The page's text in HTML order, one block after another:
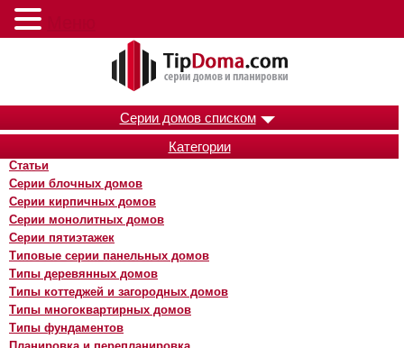
Серии домов списком
Категории
Статьи
Серии блочных домов
Серии кирпичных домов
Серии монолитных домов
Серии пятиэтажек
Типовые серии панельных домов
Типы деревянных домов
Типы коттеджей и загородных домов
Типы многоквартирных домов
Типы фундаментов